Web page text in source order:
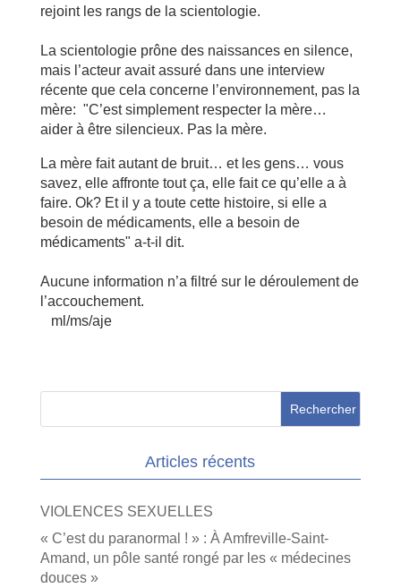
rejoint les rangs de la scientologie.
La scientologie prône des naissances en silence,
mais l’acteur avait assuré dans une interview
récente que cela concerne l’environnement, pas la
mère: "C’est simplement respecter la mère…
aider à être silencieux. Pas la mère.
La mère fait autant de bruit… et les gens… vous
savez, elle affronte tout ça, elle fait ce qu’elle a à
faire. Ok? Et il y a toute cette histoire, si elle a
besoin de médicaments, elle a besoin de
médicaments" a-t-il dit.
Aucune information n’a filtré sur le déroulement de
l’accouchement.
ml/ms/aje
Articles récents
VIOLENCES SEXUELLES
« C’est du paranormal ! » : À Amfreville-Saint-
Amand, un pôle santé rongé par les « médecines
douces »